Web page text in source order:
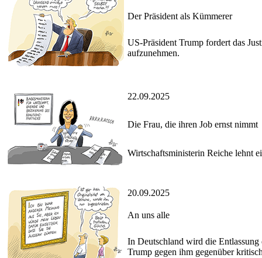
Der Präsident als Kümmerer
US-Präsident Trump fordert das
aufzunehmen.
22.09.2025
Die Frau, die ihren Job ernst nimmt
Wirtschaftsministerin Reiche lehnt
20.09.2025
An uns alle
In Deutschland wird die
Trump gegen ihm gegenüber